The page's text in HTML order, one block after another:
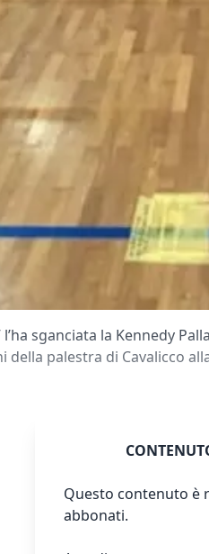
l’ha sganciata la Kennedy
della palestra di Cavalicco
Questo contenuto è
abbonati.